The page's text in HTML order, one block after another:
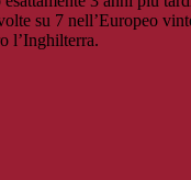
su 7 nell’Europeo
l’Inghilterra.